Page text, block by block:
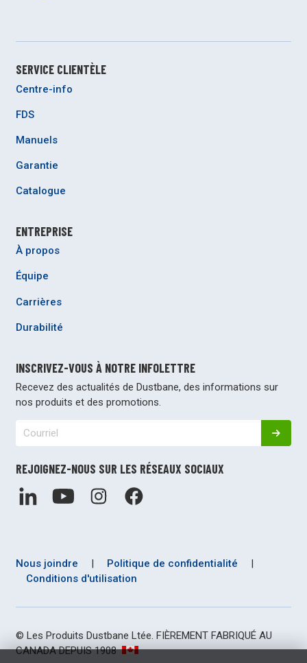
SERVICE CLIENTÈLE
Centre-info
FDS
Manuels
Garantie
Catalogue
ENTREPRISE
À propos
Équipe
Carrières
Durabilité
INSCRIVEZ-VOUS À NOTRE INFOLETTRE
Recevez des actualités de Dustbane, des informations sur
nos produits et des promotions.
REJOIGNEZ-NOUS SUR LES RÉSEAUX SOCIAUX
Nous joindre | Politique de confidentialité
|
Conditions d'utilisation
© Les Produits Dustbane Ltée. FIÈREMENT FABRIQUÉ AU
CANADA DEPUIS 1908